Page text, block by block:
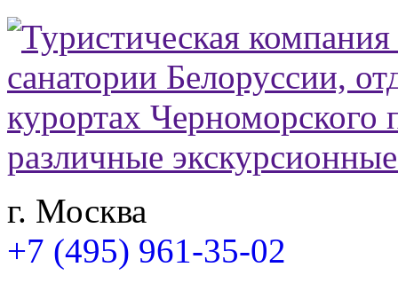
г. Москва
+7 (495) 961-35-02